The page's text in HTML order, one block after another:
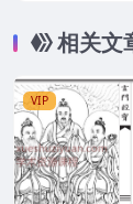
相关文
VIP